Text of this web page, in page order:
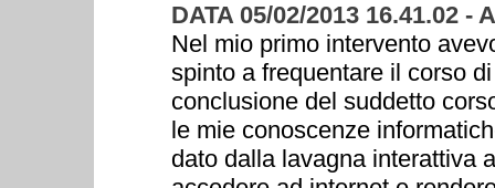
DATA 05/02/2013 16.41.02 -
Nel mio primo intervento
spinto a frequentare il corso
conclusione del suddetto
le mie conoscenze
dato dalla lavagna interattiva